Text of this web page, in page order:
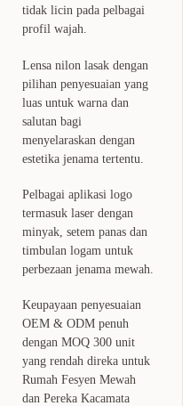
tidak licin pada pelbagai
profil wajah.
Lensa nilon lasak dengan
pilihan penyesuaian yang
luas untuk warna dan
salutan bagi
menyelaraskan dengan
estetika jenama tertentu.
Pelbagai aplikasi logo
termasuk laser dengan
minyak, setem panas dan
timbulan logam untuk
perbezaan jenama mewah.
Keupayaan penyesuaian
OEM & ODM penuh
dengan MOQ 300 unit
yang rendah direka untuk
Rumah Fesyen Mewah
dan Pereka Kacamata